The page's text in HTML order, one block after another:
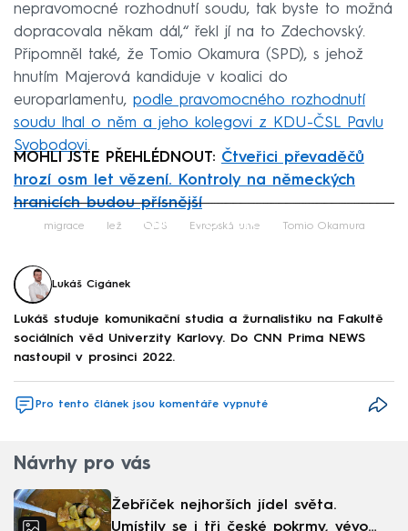
nepravomocné rozhodnutí soudu, tak byste to možná
dopracovala někam dál,“ řekl jí na to Zdechovský.
Připomněl také, že Tomio Okamura (SPD), s jehož
hnutím Majerová kandiduje v koalici do
europarlamentu, podle pravomocného rozhodnutí
soudu lhal o něm a jeho kolegovi z KDU-ČSL Pavlu
Svobodovi.
MOHLI JSTE PŘEHLÉDNOUT: Čtveřici převaděčů
hrozí osm let vězení. Kontroly na německých
hranicích budou přísnější
Failed to fetch
migrace lež ODS Evropská unie Tomio Okamura
Lukáš Cigánek
Lukáš studuje komunikační studia a žurnalistiku na Fakultě
sociálních věd Univerzity Karlovy. Do CNN Prima NEWS
nastoupil v prosinci 2022.
Pro tento článek jsou komentáře vypnuté
Návrhy pro vás
Žebříček nejhorších jídel světa.
Umístily se i tři české pokrmy, vévodí